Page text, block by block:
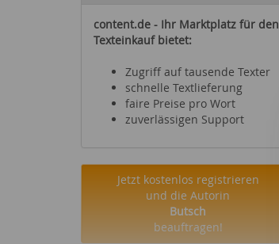
content.de - Ihr Marktplatz für den
Texteinkauf bietet:
Zugriff auf tausende Texter
schnelle Textlieferung
faire Preise pro Wort
zuverlässigen Support
Jetzt kostenlos registrieren
und die Autorin
Butsch
beauftragen!